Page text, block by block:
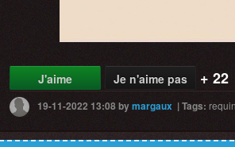
J'aime Je n'aime pas + 22
19-11-2022 13:08bymargaux |Tags: requin